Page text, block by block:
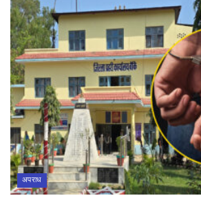
अपराध